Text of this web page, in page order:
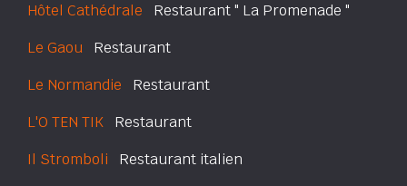
Hôtel Cathédrale Restaurant " La Promenade "
Le Gaou Restaurant
Le Normandie Restaurant
L'O TEN TIK Restaurant
Il Stromboli Restaurant italien